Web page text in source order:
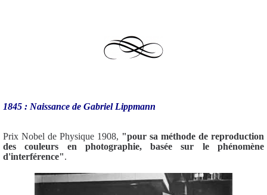
1845 : Naissance de Gabriel Lippmann
Prix Nobel de Physique 1908, "pour sa méthode de reproduction
des couleurs en photographie, basée sur le phénomène
d'interférence".